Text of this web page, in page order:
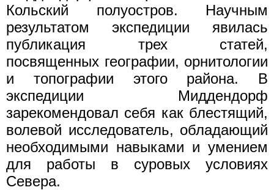
Кольский полуостров. Научным
результатом экспедиции явилась
публикация трех статей,
посвященных географии, орнитологии
и топографии этого района. В
экспедиции Миддендорф
зарекомендовал себя как блестящий,
волевой исследователь, обладающий
необходимыми навыками и умением
для работы в суровых условиях
Севера.